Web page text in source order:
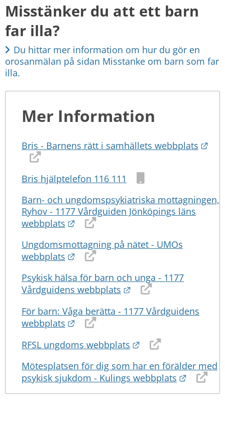
Misstänker du att ett barn
far illa?
Du hittar mer information om hur du gör en
orosanmälan på sidan Misstanke om barn som far
illa.
Mer Information
Bris - Barnens rätt i samhällets webbplats
Bris hjälptelefon 116 111
Barn- och ungdomspsykiatriska mottagningen,
Ryhov - 1177 Vårdguiden Jönköpings läns
webbplats
Länk till annan webbplats.
Ungdomsmottagning på nätet - UMOs
webbplats
Länk till annan webbplats.
Psykisk hälsa för barn och unga - 1177
Vårdguidens webbplats
Länk till annan
För barn: Våga berätta - 1177 Vårdguidens
webbplats
Länk till annan webbplats.
RFSL ungdoms webbplats
Länk till annan
Mötesplatsen för dig som har en förälder med
psykisk sjukdom - Kulings webbplats
Länk